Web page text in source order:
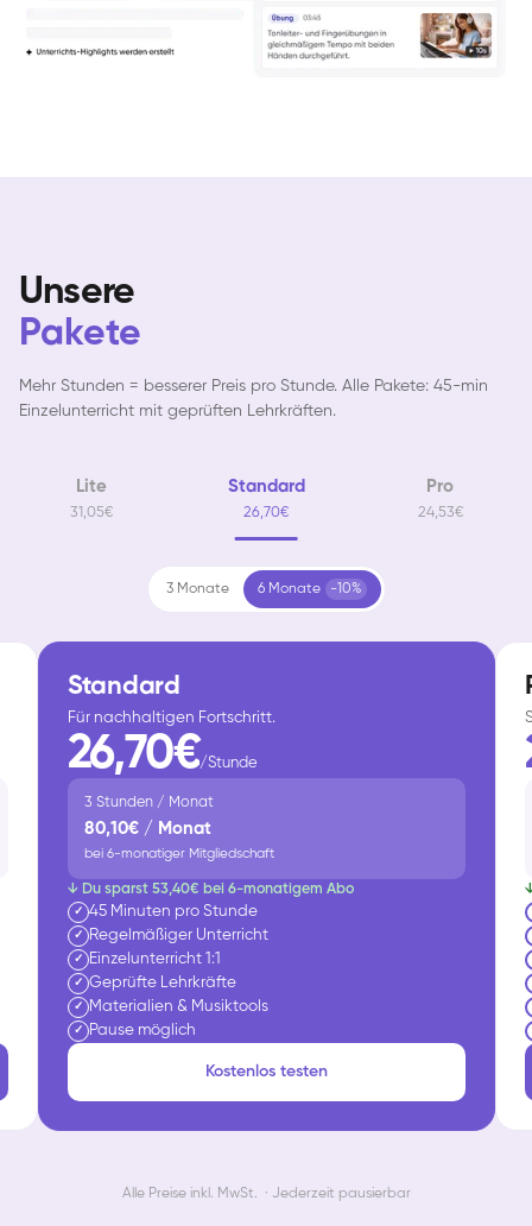
Unsere
Pakete
Mehr Stunden = besserer Preis pro Stunde. Alle Pakete: 45-min
Einzelunterricht mit geprüften Lehrkräften.
Lite
31,05€
Standard
26,70€
Pro
24,53€
3 Monate 6 Monate -10%
Standard
Für nachhaltigen Fortschritt.
26,70€/Stunde
3 Stunden / Monat
80,10€ / Monat
bei 6-monatiger Mitgliedschaft
↓ Du sparst 53,40€ bei 6-monatigem Abo
✓ 45 Minuten pro Stunde
✓ Regelmäßiger Unterricht
✓ Einzelunterricht 1:1
✓ Geprüfte Lehrkräfte
✓ Materialien & Musiktools
✓ Pause möglich
Kostenlos testen
Alle Preise inkl. MwSt. · Jederzeit pausierbar